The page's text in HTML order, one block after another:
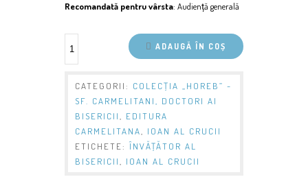
Recomandată pentru vârsta: Audiență generală
ADAUGĂ ÎN COȘ
CATEGORII: COLECŢIA „HOREB” -
SF. CARMELITANI, DOCTORI AI
BISERICII
EDITURA
CARMELITANA
IOAN AL CRUCII
ETICHETE: ÎNVĂŢĂTOR AL
BISERICII
IOAN AL CRUCII